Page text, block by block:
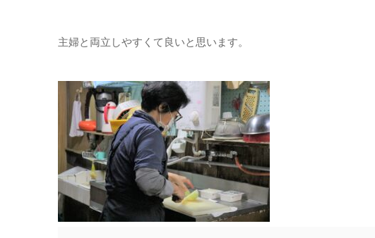
主婦と両立しやすくて良いと思います。